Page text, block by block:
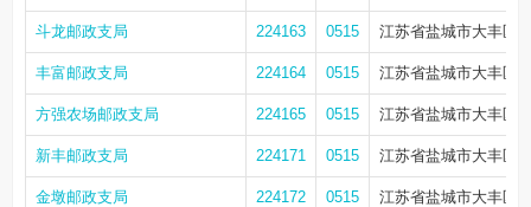
斗龙邮政支局 224163 0515 江苏省盐城市大丰区
丰富邮政支局 224164 0515 江苏省盐城市大丰区
方强农场邮政支局 224165 0515 江苏省盐城市大丰区
新丰邮政支局 224171 0515 江苏省盐城市大丰区
金墩邮政支局 224172 0515 江苏省盐城市大丰区